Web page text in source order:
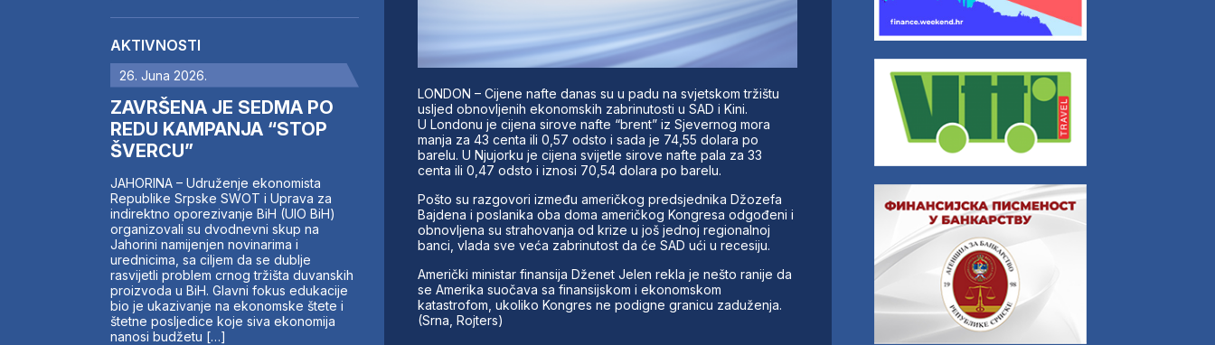
AKTIVNOSTI
26. Juna 2026.
ZAVRŠENA JE SEDMA PO
REDU KAMPANJA “STOP
ŠVERCU”
JAHORINA – Udruženje ekonomista
Republike Srpske SWOT i Uprava za
indirektno oporezivanje BiH (UIO BiH)
organizovali su dvodnevni skup na
Jahorini namijenjen novinarima i
urednicima, sa ciljem da se dublje
rasvijetli problem crnog tržišta duvanskih
proizvoda u BiH. Glavni fokus edukacije
bio je ukazivanje na ekonomske štete i
štetne posljedice koje siva ekonomija
nanosi budžetu […]
LONDON – Cijene nafte danas su u padu na svjetskom tržištu
usljed obnovljenih ekonomskih zabrinutosti u SAD i Kini.
U Londonu je cijena sirove nafte “brent” iz Sjevernog mora
manja za 43 centa ili 0,57 odsto i sada je 74,55 dolara po
barelu. U Njujorku je cijena svijetle sirove nafte pala za 33
centa ili 0,47 odsto i iznosi 70,54 dolara po barelu.
Pošto su razgovori između američkog predsjednika Džozefa
Bajdena i poslanika oba doma američkog Kongresa odgođeni i
obnovljena su strahovanja od krize u još jednoj regionalnoj
banci, vlada sve veća zabrinutost da će SAD ući u recesiju.
Američki ministar finansija Dženet Jelen rekla je nešto ranije da
se Amerika suočava sa finansijskom i ekonomskom
katastrofom, ukoliko Kongres ne podigne granicu zaduženja.
(Srna, Rojters)